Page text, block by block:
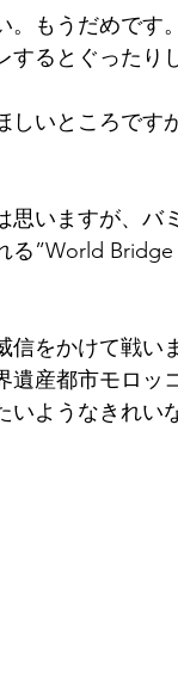
。もうだめです
するとぐったり
しいところです
思いますが、バ
る”World
をかけて戦い
遺産都市モロッ
ようなきれい